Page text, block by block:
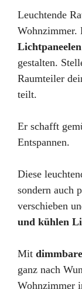
Leuchtende
Wohnzimmer.
Lichtpaneelen
gestalten.
Raumteiler
teilt.
Er schafft
Entspannen.
Diese
sondern auch
verschieben
und kühlen
Mit
ganz nach
Wohnzimmer